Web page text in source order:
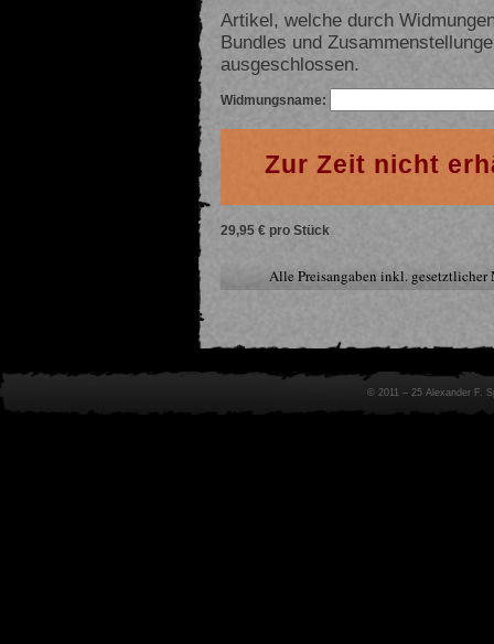
Artikel, welche durch
Bundles und
ausgeschlossen.
Widmungsname:
Zur Zeit nicht
29,95 € pro Stück
Alle Preisangaben inkl.
© 2011 – 25 Alexander F.